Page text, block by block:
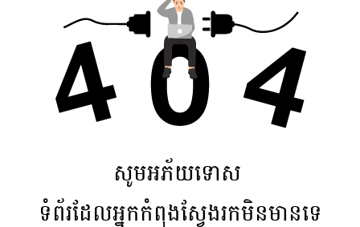
សូមអភ័យទោស
ទំព័រដែលអ្នកកំពុងស្វែងរកមិនមានទេ